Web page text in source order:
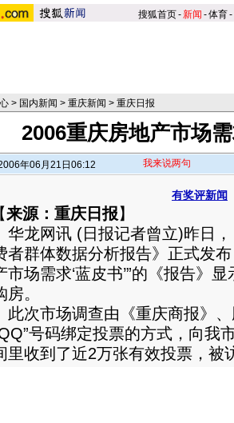
搜狐首页-新闻 -体育-
> 国内新闻 > 重庆新闻 > 重庆日报
2006重庆房地产市场
年06月21日06:12 我来说两句
有奖评新闻
【来源：重庆日报】
网讯 (日报记者曾立)昨日，
者群体数据分析报告》正式发
市场需求‘蓝皮书’”的《报告》
房。
市场调查由《重庆商报》、
号码绑定投票的方式，向我
里收到了近2万张有效投票，被